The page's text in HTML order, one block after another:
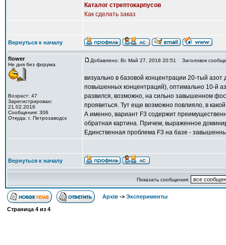
Каталог стрептокарпусов
Как сделать заказ
Вернуться к началу
flower
Ни дня без форума
Возраст: 47
Зарегистрирован:
21.02.2016
Сообщения: 306
Откуда: г. Петрозаводск
Добавлено: Вс Май 27, 2018 20:51 Заголовок
визуально в базовой концентрации 20-тый
повышенных концентраций), оптимально 10-й
развился, возможно, на сильно завышенном
проявиться. Тут еще возможно повлияло, в
А именно, вариант F3 содержит
обратная картина. Причем, выраженное
Единственная проблема F3 на базе -
Вернуться к началу
Показать сообщения:
Архів -> Эксперименты
Страница 4 из 4